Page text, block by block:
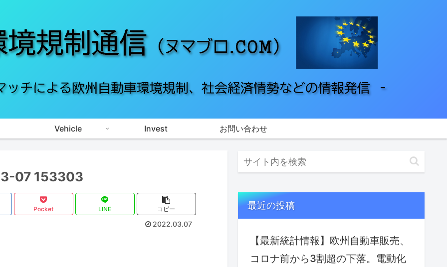
Vehicle Invest お問い合わせ
07 153303
Pocket LINE コピー
2022.03.07
最近の投稿
【最新統計情報】欧州自動車販売、
コロナ前から3割超の下落。電動化